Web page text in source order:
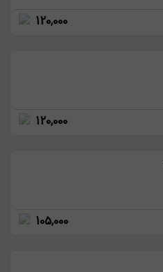
120,000
120,000
105,000